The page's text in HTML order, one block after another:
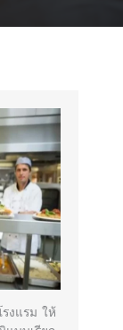
งแรม ให้